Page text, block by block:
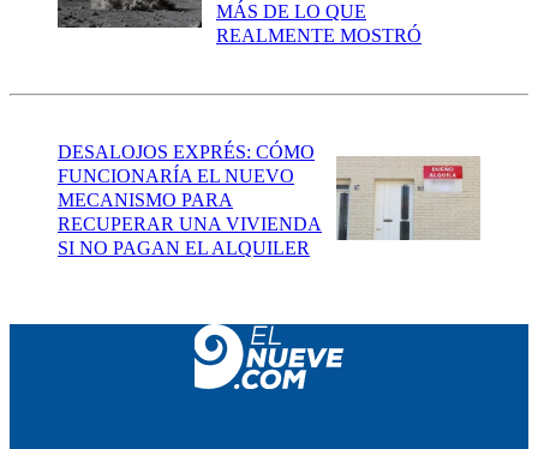
MÁS DE LO QUE
REALMENTE MOSTRÓ
DESALOJOS EXPRÉS: CÓMO
FUNCIONARÍA EL NUEVO
MECANISMO PARA
RECUPERAR UNA VIVIENDA
SI NO PAGAN EL ALQUILER